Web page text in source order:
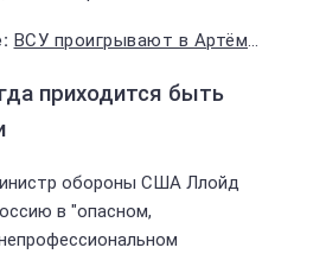
ВСУ проигрывают в Артёмовске, безумно тратя последние силы
приходится быть
обороны США Ллойд
в "опасном,